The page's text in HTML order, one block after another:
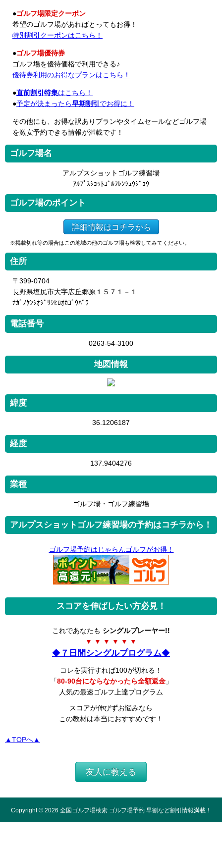
●ゴルフ場限定クーポン
希望のゴルフ場があればとってもお得！
特別割引クーポンはこちら！
●ゴルフ場優待券
ゴルフ場を優待価格で利用できる♪
優待券利用のお得なプランはこちら！
●直前割引特集はこちら！
●予定が決まったら早期割引 でお得に！
その他にも、お得な訳ありプランやタイムセールなどゴルフ場
を激安予約できる情報が満載です！
ゴルフ場名
アルプスショットゴルフ練習場
ｱﾙﾌﾟｽｼｮｯﾄｺﾞﾙﾌﾚﾝｼｭｳｼﾞｮｳ
ゴルフ場のポイント
詳細情報はコチラから
※掲載切れ等の場合はこの地域の他のゴルフ場も検索してみてください。
住所
〒399-0704
長野県塩尻市大字広丘郷原１５７１－１
ﾅｶﾞﾉｹﾝｼｵｼﾞﾘｼﾋﾛｵｶｺﾞｳﾊﾞﾗ
電話番号
0263-54-3100
地図情報
緯度
36.1206187
経度
137.9404276
業種
ゴルフ場・ゴルフ練習場
アルプスショットゴルフ練習場の予約はコチラから！
ゴルフ場予約はじゃらんゴルフがお得！
スコアを伸ばしたい方必見！
これであなたも シングルプレーヤー!!
▼ ▼ ▼ ▼ ▼ ▼
◆ ７日間シングルプログラム◆
コレを実行すれば100が切れる！
「80-90台にならなかったら全額返金」
人気の最速ゴルフ上達プログラム
スコアが伸びずお悩みなら
この教材は本当におすすめです！
▲TOPへ▲
友人に教える
Copyright © 2026 全国ゴルフ場検索 ゴルフ場予約 早割など割引情報満載！